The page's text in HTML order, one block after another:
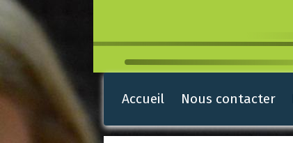
Accueil Nous contacter